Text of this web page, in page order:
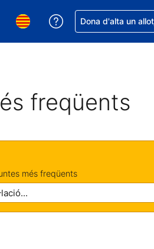
la moneda. La moneda actual és
Tria l'idioma. L'idioma actual
Rep ajuda amb la
Dona d'alta un
freqüents
més freqüents